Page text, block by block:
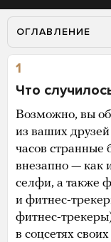
ОГЛАВЛЕНИЕ
1
Что
Возможно, вы
из ваших
часов странные
внезапно — как
селфи, а также
и фитнес-
фитнес-
в соцсетях